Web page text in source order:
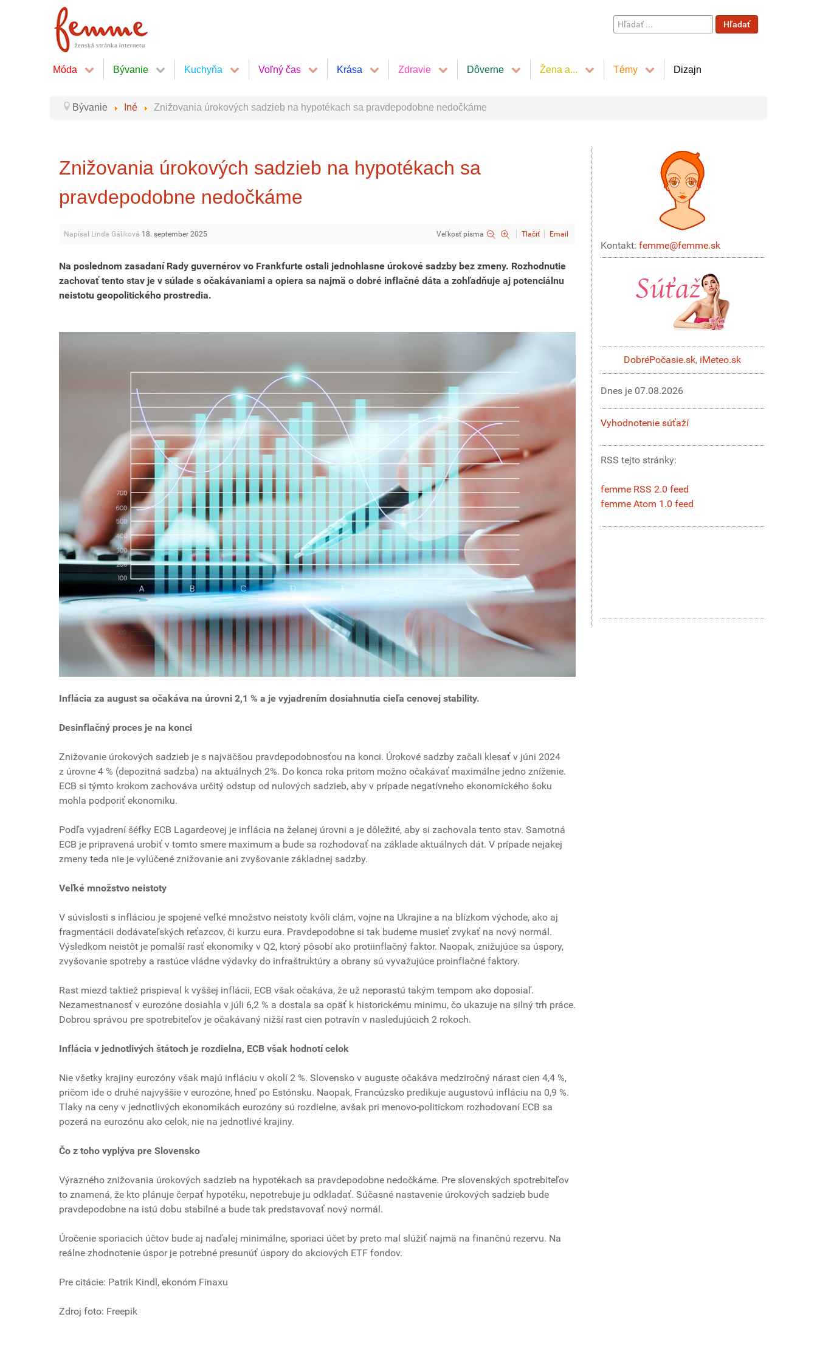
Hľadať
...
Hľadať
Móda Bývanie Kuchyňa Voľný čas Krása Zdravie Dôverne Žena a... Témy Dizajn
Bývanie Iné Znižovania úrokových sadzieb na hypotékach sa pravdepodobne nedočkáme
Znižovania úrokových sadzieb na hypotékach sa
pravdepodobne nedočkáme
Napísal Linda Gáliková 18. september 2025 Veľkosť písma Tlačiť Email
Na poslednom zasadaní Rady guvernérov vo Frankfurte ostali jednohlasne úrokové sadzby bez zmeny. Rozhodnutie
zachovať tento stav je v súlade s očakávaniami a opiera sa najmä o dobré inflačné dáta a zohľadňuje aj potenciálnu
neistotu geopolitického prostredia.
Inflácia za august sa očakáva na úrovni 2,1 % a je vyjadrením dosiahnutia cieľa cenovej stability.
Desinflačný proces je na konci
Znižovanie úrokových sadzieb je s najväčšou pravdepodobnosťou na konci. Úrokové sadzby začali klesať v júni 2024
z úrovne 4 % (depozitná sadzba) na aktuálnych 2%. Do konca roka pritom možno očakávať maximálne jedno zníženie.
ECB si týmto krokom zachováva určitý odstup od nulových sadzieb, aby v prípade negatívneho ekonomického šoku
mohla podporiť ekonomiku.
Podľa vyjadrení šéfky ECB Lagardeovej je inflácia na želanej úrovni a je dôležité, aby si zachovala tento stav. Samotná
ECB je pripravená urobiť v tomto smere maximum a bude sa rozhodovať na základe aktuálnych dát. V prípade nejakej
zmeny teda nie je vylúčené znižovanie ani zvyšovanie základnej sadzby.
Veľké množstvo neistoty
V súvislosti s infláciou je spojené veľké množstvo neistoty kvôli clám, vojne na Ukrajine a na blízkom východe, ako aj
fragmentácii dodávateľských reťazcov, či kurzu eura. Pravdepodobne si tak budeme musieť zvykať na nový normál.
Výsledkom neistôt je pomalší rasť ekonomiky v Q2, ktorý pôsobí ako protiinflačný faktor. Naopak, znižujúce sa úspory,
zvyšovanie spotreby a rastúce vládne výdavky do infraštruktúry a obrany sú vyvažujúce proinflačné faktory.
Rast miezd taktiež prispieval k vyššej inflácii, ECB však očakáva, že už neporastú takým tempom ako doposiaľ.
Nezamestnanosť v eurozóne dosiahla v júli 6,2 % a dostala sa opäť k historickému minimu, čo ukazuje na silný trh práce.
Dobrou správou pre spotrebiteľov je očakávaný nižší rast cien potravín v nasledujúcich 2 rokoch.
Inflácia v jednotlivých štátoch je rozdielna, ECB však hodnotí celok
Nie všetky krajiny eurozóny však majú infláciu v okolí 2 %. Slovensko v auguste očakáva medziročný nárast cien 4,4 %,
pričom ide o druhé najvyššie v eurozóne, hneď po Estónsku. Naopak, Francúzsko predikuje augustovú infláciu na 0,9 %.
Tlaky na ceny v jednotlivých ekonomikách eurozóny sú rozdielne, avšak pri menovo-politickom rozhodovaní ECB sa
pozerá na eurozónu ako celok, nie na jednotlivé krajiny.
Čo z toho vyplýva pre Slovensko
Výrazného znižovania úrokových sadzieb na hypotékach sa pravdepodobne nedočkáme. Pre slovenských spotrebiteľov
to znamená, že kto plánuje čerpať hypotéku, nepotrebuje ju odkladať. Súčasné nastavenie úrokových sadzieb bude
pravdepodobne na istú dobu stabilné a bude tak predstavovať nový normál.
Úročenie sporiacich účtov bude aj naďalej minimálne, sporiaci účet by preto mal slúžiť najmä na finančnú rezervu. Na
reálne zhodnotenie úspor je potrebné presunúť úspory do akciových ETF fondov.
Pre citácie: Patrik Kindl, ekonóm Finaxu
Zdroj foto: Freepik
Kontakt: femme@femme.sk
DobréPočasie.sk, iMeteo.sk
Dnes je 07.08.2026
Vyhodnotenie súťaží
RSS tejto stránky:
femme RSS 2.0 feed
femme Atom 1.0 feed